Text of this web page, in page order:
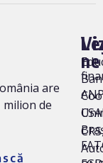
are
milion de
ne